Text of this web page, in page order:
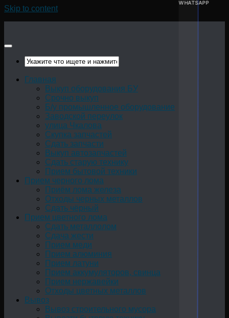
Skip to content
Главная
Выкуп оборудования БУ
Срочно выкуп
Б/у промышленное оборудование
Заводской переулок
улица Чкалова
Скупка запчастей
Сдать запчасти
Выкуп автозапчастей
Сдать старую технику
Прием бытовой техники
Прием черного лома
Приём лома железа
Отходы черных металлов
Сдать чёрный
Прием цветного лома
Сдать металлолом
Сдача жести
Прием меди
Прием алюминия
Прием латуни
Прием аккумуляторов, свинца
Прием нержавейки
Отходы цветных металлов
Вывоз
Вывоз строительного мусора
WHATSAPP